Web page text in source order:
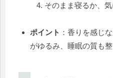
そのまま寝るか、
ポイント ：香りを感じ
がゆるみ、睡眠の質も